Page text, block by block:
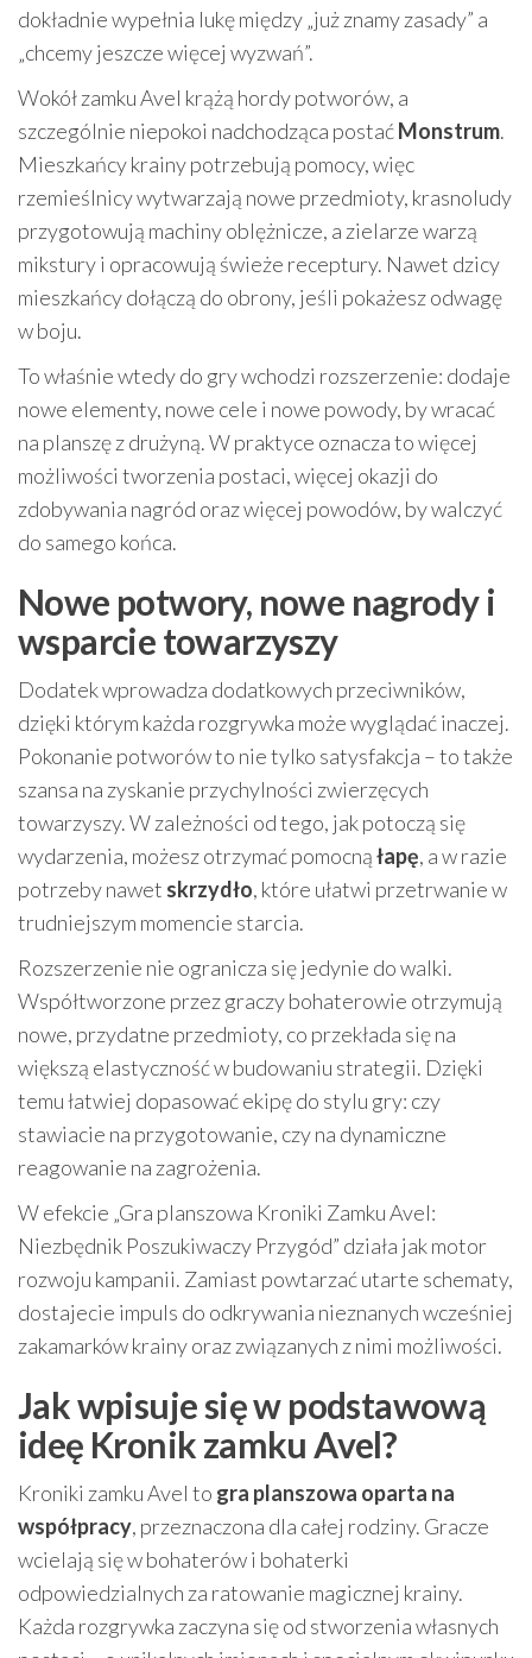
dokładnie wypełnia lukę między „już znamy zasady” a
„chcemy jeszcze więcej wyzwań”.
Wokół zamku Avel krążą hordy potworów, a
szczególnie niepokoi nadchodząca postaćMonstrum.
Mieszkańcy krainy potrzebują pomocy, więc
rzemieślnicy wytwarzają nowe przedmioty, krasnoludy
przygotowują machiny oblężnicze, a zielarze warzą
mikstury i opracowują świeże receptury. Nawet dzicy
mieszkańcy dołączą do obrony, jeśli pokażesz odwagę
w boju.
To właśnie wtedy do gry wchodzi rozszerzenie: dodaje
nowe elementy, nowe cele i nowe powody, by wracać
na planszę z drużyną. W praktyce oznacza to więcej
możliwości tworzenia postaci, więcej okazji do
zdobywania nagród oraz więcej powodów, by walczyć
do samego końca.
Nowe potwory, nowe nagrody i
wsparcie towarzyszy
Dodatek wprowadza dodatkowych przeciwników,
dzięki którym każda rozgrywka może wyglądać inaczej.
Pokonanie potworów to nie tylko satysfakcja – to także
szansa na zyskanie przychylności zwierzęcych
towarzyszy. W zależności od tego, jak potoczą się
wydarzenia, możesz otrzymać pomocnąłapę, a w razie
potrzeby nawet skrzydło, które ułatwi przetrwanie w
trudniejszym momencie starcia.
Rozszerzenie nie ogranicza się jedynie do walki.
Współtworzone przez graczy bohaterowie otrzymują
nowe, przydatne przedmioty, co przekłada się na
większą elastyczność w budowaniu strategii. Dzięki
temu łatwiej dopasować ekipę do stylu gry: czy
stawiacie na przygotowanie, czy na dynamiczne
reagowanie na zagrożenia.
W efekcie „Gra planszowa Kroniki Zamku Avel:
Niezbędnik Poszukiwaczy Przygód” działa jak motor
rozwoju kampanii. Zamiast powtarzać utarte schematy,
dostajecie impuls do odkrywania nieznanych wcześniej
zakamarków krainy oraz związanych z nimi możliwości.
Jak wpisuje się w podstawową
ideę Kronik zamku Avel?
Kroniki zamku Avel to gra planszowa oparta na
współpracy, przeznaczona dla całej rodziny. Gracze
wcielają się w bohaterów i bohaterki
odpowiedzialnych za ratowanie magicznej krainy.
Każda rozgrywka zaczyna się od stworzenia własnych